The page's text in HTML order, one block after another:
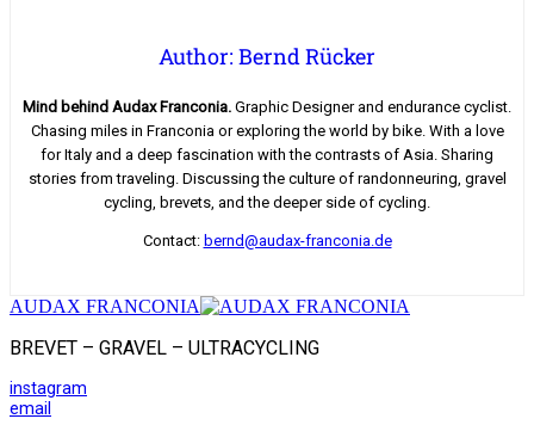
Author: Bernd Rücker
Mind behind Audax Franconia. Graphic Designer and endurance cyclist.
Chasing miles in Franconia or exploring the world by bike. With a love
for Italy and a deep fascination with the contrasts of Asia. Sharing
stories from traveling. Discussing the culture of randonneuring, gravel
cycling, brevets, and the deeper side of cycling.
Contact: bernd@audax-franconia.de
AUDAX FRANCONIA
BREVET – GRAVEL – ULTRACYCLING
instagram
email